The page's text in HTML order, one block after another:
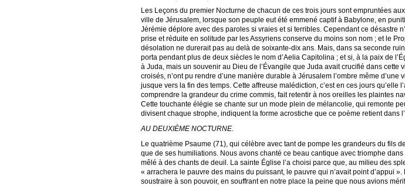
Les Leçons du premier Nocturne de chacun de ces trois jours sont empruntées
ville de Jérusalem, lorsque son peuple eut été emmené captif à Babylone, en
Jérémie déplore avec des paroles si vraies et si terribles. Cependant ce désastre
prise et réduite en solitude par les Assyriens conserve du moins son nom ; et le
désolation ne durerait pas au delà de soixante-dix ans. Mais, dans sa seconde
porta pendant plus de deux siècles le nom d’Aelia Capitolina ; et si, à la paix de
à Juda, mais un souvenir au Dieu de l’Évangile que Juda avait crucifié dans
croisés, n’ont pu rendre d’une manière durable à Jérusalem l’ombre même
jusque vers la fin des temps. Cette affreuse malédiction, c’est en ces jours
comprendre la grandeur du crime commis, fait retentir à nos oreilles les plaintes
Cette touchante élégie se chante sur un mode plein de mélancolie, qui remonte
divisent chaque strophe, indiquent la forme acrostiche que ce poème retient dans
AU DEUXIÈME NOCTURNE.
Le quatrième Psaume (71), qui célèbre avec tant de pompe les grandeurs du fils
que de ses humiliations. Nous avons chanté ce beau cantique avec triomphe
mêlé à des chants de deuil. La sainte Église l’a choisi parce que, au milieu des
« arrachera le pauvre des mains du puissant, le pauvre qui n’avait point d’appui
soustraire à son pouvoir, en souffrant en notre place la peine que nous avions